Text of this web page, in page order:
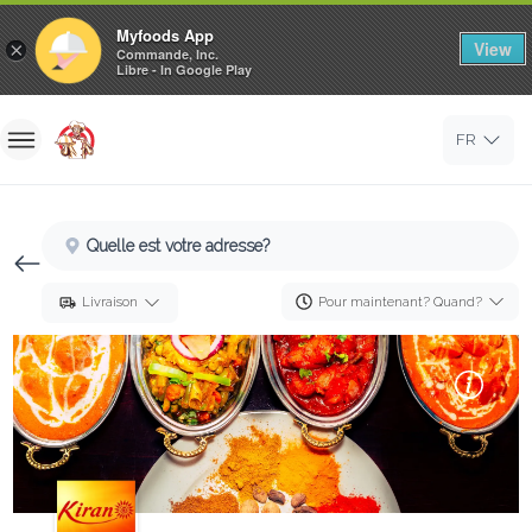
×
Myfoods App
Commande, Inc.
Libre - In Google Play
View
S'inscrire
FR
Quelle est votre adresse?
Livraison Pour maintenant? Quand?